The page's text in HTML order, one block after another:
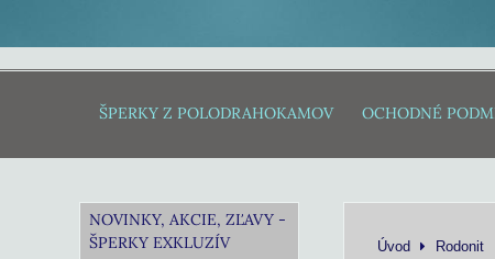
ŠPERKY Z POLODRAHOKAMOV OCHODNÉ
Úvod Rodonit
NOVINKY, AKCIE, ZĽAVY -
ŠPERKY EXKLUZÍV